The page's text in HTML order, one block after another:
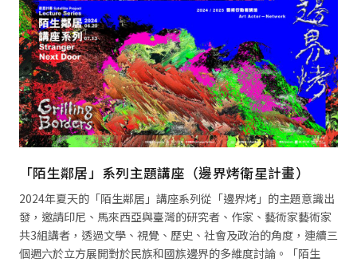
「陌生鄰居」系列主題講座（邊界烤衛星計畫）
2024年夏天的「陌生鄰居」講座系列從「邊界烤」的主題意識出
發，邀請印尼、馬來西亞與臺灣的研究者、作家、藝術家藝術家
共3組講者，透過文學、視覺、歷史、社會及政治的角度，連續三
個週六於立方展開對於民族和國族邊界的多維度討論。「陌生